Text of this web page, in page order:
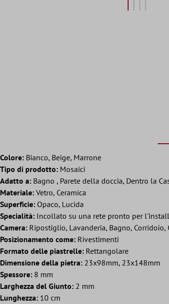
Colore: Bianco, Beige, Marrone
Tipo di prodotto: Mosaici
Adatto a: Bagno , Parete della doccia, Dentro la
Materiale: Vetro, Ceramica
Superficie: Opaco, Lucida
Specialità: Incollato su una rete pronto per
Camera: Ripostiglio, Lavanderia, Bagno, Corridoio,
Posizionamento come: Rivestimenti
Formato delle piastrelle: Rettangolare
Dimensione della pietra: 23x98mm, 23x148mm
Spessore: 8 mm
Larghezza del Giunto: 2 mm
Lunghezza: 10 cm